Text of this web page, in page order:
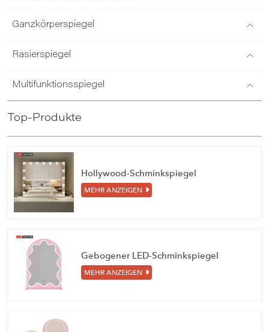
Ganzkörperspiegel
Rasierspiegel
Multifunktionsspiegel
Top-Produkte
Hollywood-Schminkspiegel
MEHR ANZEIGEN
Gebogener LED-Schminkspiegel
MEHR ANZEIGEN